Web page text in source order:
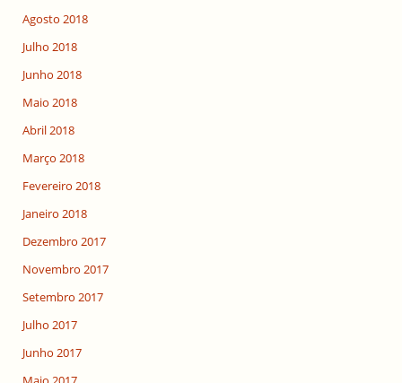
Agosto 2018
Julho 2018
Junho 2018
Maio 2018
Abril 2018
Março 2018
Fevereiro 2018
Janeiro 2018
Dezembro 2017
Novembro 2017
Setembro 2017
Julho 2017
Junho 2017